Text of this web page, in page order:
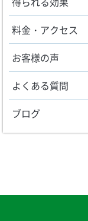
料金・アクセス
お客様の声
よくある質問
ブログ